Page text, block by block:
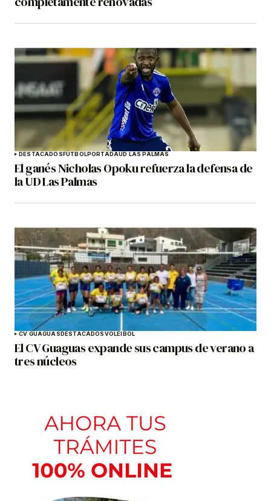
DESTACADOSFÚTBOLPORTADAUD LAS PALMAS
El ganés Nicholas Opoku refuerza la defensa de
la UD Las Palmas
CV GUAGUASDESTACADOSVOLEIBOL
El CV Guaguas expande sus campus de verano a
tres núcleos